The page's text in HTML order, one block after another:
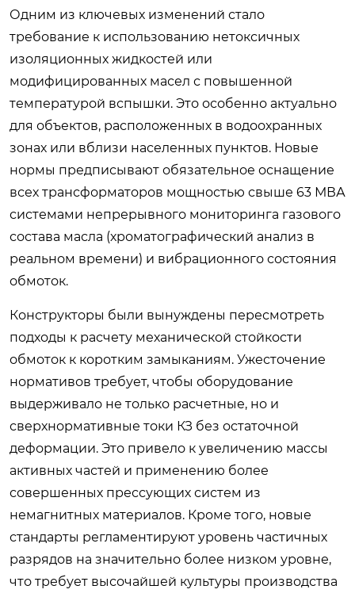
Одним из ключевых изменений стало
требование к использованию нетоксичных
изоляционных жидкостей или
модифицированных масел с повышенной
температурой вспышки. Это особенно актуально
для объектов, расположенных в водоохранных
зонах или вблизи населенных пунктов. Новые
нормы предписывают обязательное оснащение
всех трансформаторов мощностью свыше 63 МВА
системами непрерывного мониторинга газового
состава масла (хроматографический анализ в
реальном времени) и вибрационного состояния
обмоток.
Конструкторы были вынуждены пересмотреть
подходы к расчету механической стойкости
обмоток к коротким замыканиям. Ужесточение
нормативов требует, чтобы оборудование
выдерживало не только расчетные, но и
сверхнормативные токи КЗ без остаточной
деформации. Это привело к увеличению массы
активных частей и применению более
совершенных прессующих систем из
немагнитных материалов. Кроме того, новые
стандарты регламентируют уровень частичных
разрядов на значительно более низком уровне,
что требует высочайшей культуры производства